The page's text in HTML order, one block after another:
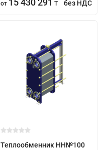
от 15 430 291 T без НДС
Теплообменник НН№100